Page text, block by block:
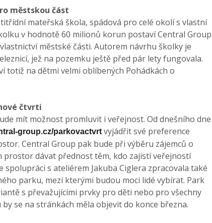
městskou část
mateřská škola, spádová pro celé okolí s vlastní
v hodnotě 60 milionů korun postaví Central Group
městské části. Autorem návrhu školky je
jež na pozemku ještě před pár lety fungovala.
totiž na dětmi velmi oblíbených Pohádkách o
čtvrti
mít možnost promluvit i veřejnost. Od dnešního dne
group.cz/parkovactvrtvyjádřit své preference
Central Group pak bude při výběru zájemců o
dávat přednost těm, kdo zajistí veřejností
s ateliérem Jakuba Ciglera zpracovala také
parku, mezi kterými budou moci lidé vybírat. Park
s převažujícími prvky pro děti nebo pro všechny
se na stránkách měla objevit do konce března.